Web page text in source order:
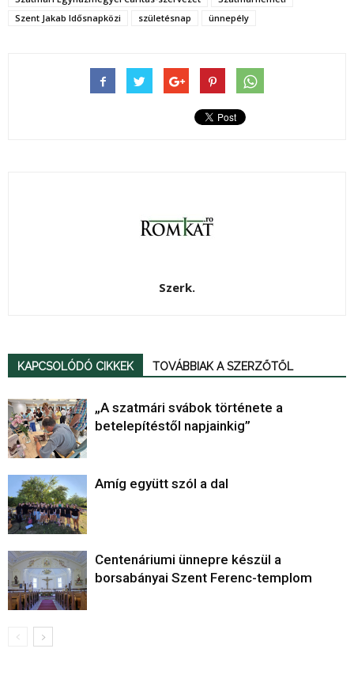
Szent Jakab Idősnapközi
születésnap ünnepély
Szerk.
KAPCSOLÓDÓ CIKKEK TOVÁBBIAK A SZERZŐTŐL
„A szatmári svábok története a
betelepítéstől napjainkig”
Amíg együtt szól a dal
Centenáriumi ünnepre készül a
borsabányai Szent Ferenc-templom